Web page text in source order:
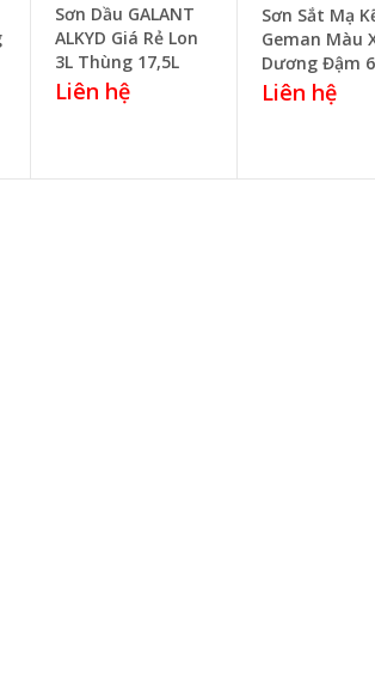
Sơn Dầu GALANT
ALKYD Giá Rẻ Lon
3L Thùng 17,5L
Liên hệ
Sơn Sắt Mạ
Geman Màu
Dương Đậm
Liên hệ